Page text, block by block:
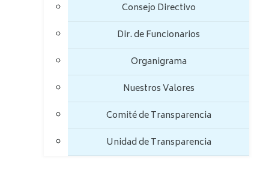
Consejo Directivo
Dir. de Funcionarios
Organigrama
Nuestros Valores
Comité de Transparencia
Unidad de Transparencia